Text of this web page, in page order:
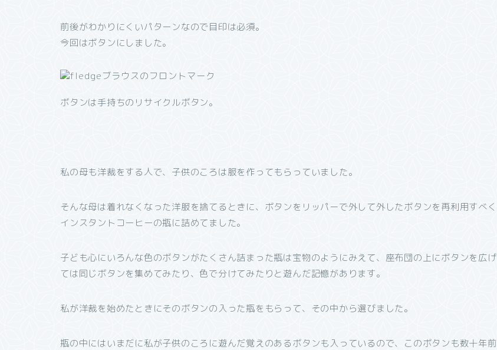
前後がわかりにくいパターンなので目印は必須。
今回はボタンにしました。
ボタンは手持ちのリサイクルボタン。
私の母も洋裁をする人で、子供のころは服を作ってもらっていました。
そんな母は着れなくなった洋服を捨てるときに、ボタンをリッパーで外して外したボタンを再利用すべく
インスタントコーヒーの瓶に詰めてました。
子ども心にいろんな色のボタンがたくさん詰まった瓶は宝物のようにみえて、座布団の上にボタンを広げ
ては同じボタンを集めてみたり、色で分けてみたりと遊んだ記憶があります。
私が洋裁を始めたときにそのボタンの入った瓶をもらって、その中から選びました。
瓶の中にはいまだに私が子供のころに遊んだ覚えのあるボタンも入っているので、このボタンも数十年前